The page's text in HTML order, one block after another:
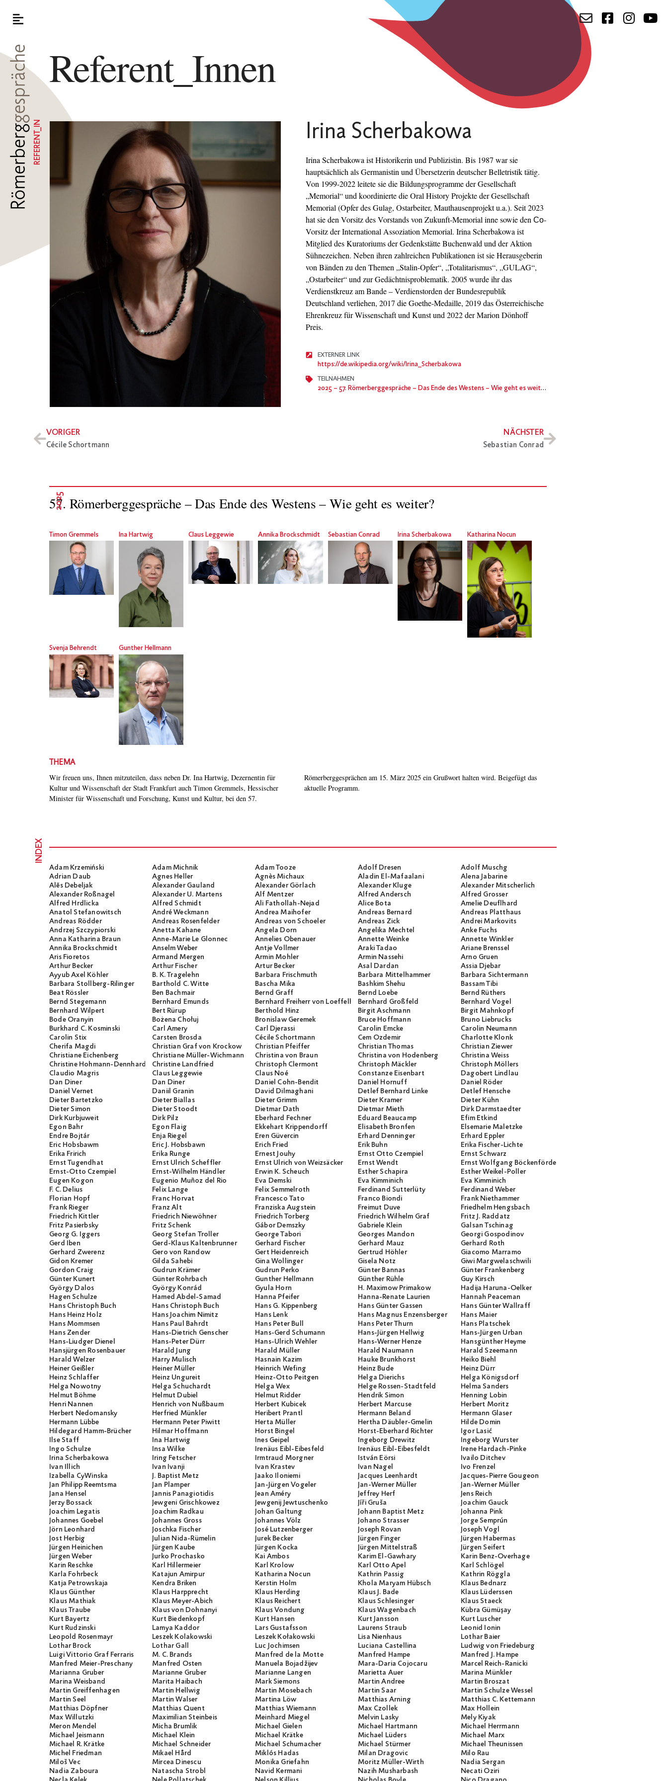
Referent_Innen
REFERENT_IN Irina Scherbakowa
Irina Scherbakowa ist Historikerin und Publizistin. Bis 1987 war sie
hauptsächlich als Germanistin und Übersetzerin deutscher Belletristik tätig.
Von 1999-2022 leitete sie die Bildungsprogramme der Gesellschaft
„Memorial“ und koordinierte die Oral History Projekte der Gesellschaft
Memorial (Opfer des Gulag, Ostarbeiter, Mauthausenprojekt u.a.). Seit 2023
hat sie den Vorsitz des Vorstands von Zukunft-Memorial inne sowie den Со-
Vorsitz der International Assoziation Memorial. Irina Scherbakowa ist
Mitglied des Kuratoriums der Gedenkstätte Buchenwald und der Aktion
Sühnezeichen. Neben ihren zahlreichen Publikationen ist sie Herausgeberin
von Bänden zu den Themen „Stalin-Opfer“, „Totalitarismus“, „GULAG“,
„Ostarbeiter“ und zur Gedächtnisproblematik. 2005 wurde ihr das
Verdienstkreuz am Bande – Verdienstorden der Bundesrepublik
Deutschland verliehen, 2017 die Goethe-Medaille, 2019 das Österreichische
Ehrenkreuz für Wissenschaft und Kunst und 2022 der Marion Dönhoff
Preis.
EXTERNER LINK
https://de.wikipedia.org/wiki/Irina_Scherbakowa
TEILNAHMEN
2025 – 57. Römerberggespräche – Das Ende des Westens – Wie geht es weiter?
VORIGER
Cécile Schortmann
NÄCHSTER
Sebastian Conrad
2025
57. Römerberggespräche – Das Ende des Westens – Wie geht es weiter?
Timon Gremmels Ina Hartwig Claus Leggewie Annika Brockschmidt Sebastian Conrad Irina Scherbakowa Katharina Nocun
Svenja Behrendt Gunther Hellmann
THEMA
Wir freuen uns, Ihnen mitzuteilen, dass neben Dr. Ina Hartwig, Dezernentin für
Kultur und Wissenschaft der Stadt Frankfurt auch Timon Gremmels, Hessischer
Minister für Wissenschaft und Forschung, Kunst und Kultur, bei den 57.
Römerberggesprächen am 15. März 2025 ein Grußwort halten wird. Beigefügt das
aktuelle Programm.
INDEX
Adam Krzemiński Adam Michnik Adam Tooze Adolf Dresen
Adolf Muschg
Adrian Daub
Agnes Heller Agnès Michaux Aladin El-Mafaalani
Alena Jabarine
Alĕs Debeljak
Alexander Gauland Alexander Görlach Alexander Kluge
Alexander Mitscherlich
Alexander Roßnagel
Alexander U. Martens Alf Mentzer Alfred Andersch
Alfred Grosser
Alfred Hrdlicka
Alfred Schmidt Ali Fathollah-Nejad Alice Bota
Amelie Deuflhard
Anatol Stefanowitsch
André Weckmann Andrea Maihofer Andreas Bernard
Andreas Platthaus
Andreas Rödder
Andreas Rosenfelder Andreas von Schoeler Andreas Zick
Andrei Markovits
Andrzej Szczypiorski
Anetta Kahane Angela Dorn Angelika Mechtel
Anke Fuchs
Anna Katharina Braun
Anne-Marie Le Glonnec Annelies Obenauer Annette Weinke
Annette Winkler
Annika Brockschmidt
Anselm Weber Antje Vollmer Araki Tadao
Ariane Brenssel
Aris Fioretos
Armand Mergen Armin Mohler Armin Nassehi
Arno Gruen
Arthur Becker
Arthur Fischer Artur Becker Asal Dardan
Assia Djebar
Ayyub Axel Köhler
B. K. Tragelehn Barbara Frischmuth Barbara Mittelhammer
Barbara Sichtermann
Barbara Stollberg-Rilinger
Barthold C. Witte Bascha Mika Bashkim Shehu
Bassam Tibi
Beat Rössler
Ben Bachmair Bernd Graff Bernd Loebe
Bernd Rüthers
Bernd Stegemann
Bernhard Emunds Bernhard Freiherr von LoeffelholzBernhard Großfeld
Bernhard Vogel
Bernhard Wilpert
Bert Rürup Berthold Hinz Birgit Aschmann
Birgit Mahnkopf
Bode Oranyin
Bożena Chołuj Bronislaw Geremek Bruce Hoffmann
Bruno Liebrucks
Burkhard C. Kosminski
Carl Amery Carl Djerassi Carolin Emcke
Carolin Neumann
Carolin Stix
Carsten Brosda Cécile Schortmann Cem Özdemir
Charlotte Klonk
Cherifa Magdi
Christian Graf von Krockow Christian Pfeiffer Christian Thomas
Christian Ziewer
Christiane Eichenberg
Christiane Müller-Wichmann Christina von Braun Christina von Hodenberg
Christina Weiss
Christine Hohmann-Dennhardt
Christine Landfried Christoph Clermont Christoph Mäckler
Christoph Möllers
Claudio Magris
Claus Leggewie Claus Noé Constanze Eisenbart
Dagobert Lindlau
Dan Diner
Dan Diner Daniel Cohn-Bendit Daniel Hornuff
Daniel Röder
Daniel Vernet
Daniil Granin David Dilmaghani Detlef Bernhard Linke
Detlef Hensche
Dieter Bartetzko
Dieter Biallas Dieter Grimm Dieter Kramer
Dieter Kühn
Dieter Simon
Dieter Stoodt Dietmar Dath Dietmar Mieth
Dirk Darmstaedter
Dirk Kurbjuweit
Dirk Pilz Eberhard Fechner Eduard Beaucamp
Efim Etkind
Egon Bahr
Egon Flaig Ekkehart Krippendorff Elisabeth Bronfen
Elsemarie Maletzke
Endre Bojtár
Enja Riegel Eren Güvercin Erhard Denninger
Erhard Eppler
Eric Hobsbawm
Eric J. Hobsbawn Erich Fried Erik Buhn
Erika Fischer-Lichte
Erika Fririch
Erika Runge Ernest Jouhy Ernst Otto Czempiel
Ernst Schwarz
Ernst Tugendhat
Ernst Ulrich Scheffler Ernst Ulrich von Weizsäcker Ernst Wendt
Ernst Wolfgang Böckenförde
Ernst-Otto Czempiel
Ernst-Wilhelm Händler Erwin K. Scheuch Esther Schapira
Esther Weikel-Poller
Eugen Kogon
Eugenio Muñoz del Rio Eva Demski Eva Kimminich
Eva Kimminich
F. C. Delius
Felix Lange Felix Semmelroth Ferdinand Sutterlüty
Ferdinand Weber
Florian Hopf
Franc Horvat Francesco Tato Franco Biondi
Frank Niethammer
Frank Rieger
Franz Alt Franziska Augstein Freimut Duve
Friedhelm Hengsbach
Friedrich Kittler
Friedrich Niewöhner Friedrich Torberg Friedrich Wilhelm Graf
Fritz J. Raddatz
Fritz Pasierbsky
Fritz Schenk Gábor Demszky Gabriele Klein
Galsan Tschinag
Georg G. Iggers
Georg Stefan Troller George Tabori Georges Mandon
Georgi Gospodinov
Gerd Iben
Gerd-Klaus Kaltenbrunner Gerhard Fischer Gerhard Mauz
Gerhard Roth
Gerhard Zwerenz
Gero von Randow Gert Heidenreich Gertrud Höhler
Giacomo Marramo
Gidon Kremer
Gilda Sahebi Gina Wollinger Gisela Notz
Giwi Margwelaschwili
Gordon Craig
Gudrun Krämer Gudrun Perko Günter Bannas
Günter Frankenberg
Günter Kunert
Günter Rohrbach Gunther Hellmann Günther Rühle
Guy Kirsch
György Dalos
György Konrád Gyula Horn H. Maximow Primakow
Hadija Haruna-Oelker
Hagen Schulze
Hamed Abdel-Samad Hanna Pfeifer Hanna-Renate Laurien
Hannah Peaceman
Hans Christoph Buch
Hans Christoph Buch Hans G. Kippenberg Hans Günter Gassen
Hans Günter Wallraff
Hans Heinz Holz
Hans Joachim Nimitz Hans Lenk Hans Magnus Enzensberger
Hans Maier
Hans Mommsen
Hans Paul Bahrdt Hans Peter Bull Hans Peter Thurn
Hans Platschek
Hans Zender
Hans-Dietrich Genscher Hans-Gerd Schumann Hans-Jürgen Hellwig
Hans-Jürgen Urban
Hans-Liudger Dienel
Hans-Peter Dürr Hans-Ulrich Wehler Hans-Werner Henze
Hansgünther Heyme
Hansjürgen Rosenbauer
Harald Jung Harald Müller Harald Naumann
Harald Szeemann
Harald Welzer
Harry Mulisch Hasnain Kazim Hauke Brunkhorst
Heiko Biehl
Heiner Geißler
Heiner Müller Heinrich Wefing Heinz Bude
Heinz Dürr
Heinz Schlaffer
Heinz Ungureit Heinz-Otto Peitgen Helga Dierichs
Helga Königsdorf
Helga Nowotny
Helga Schuchardt Helga Wex Helge Rossen-Stadtfeld
Helma Sanders
Helmut Böhme
Helmut Dubiel Helmut Ridder Hendrik Simon
Henning Lobin
Henri Nannen
Henrich von Nußbaum Herbert Kubicek Herbert Marcuse
Herbert Moritz
Herbert Nedomansky
Herfried Münkler Heribert Prantl Hermann Beland
Hermann Glaser
Hermann Lübbe
Hermann Peter Piwitt Herta Müller Hertha Däubler-Gmelin
Hilde Domin
Hildegard Hamm-Brücher
Hilmar Hoffmann Horst Bingel Horst-Eberhard Richter
Igor Lasić
Ilse Staff
Ina Hartwig Ines Geipel Ingeborg Drewitz
Ingeborg Wurster
Ingo Schulze
Insa Wilke Irenäus Eibl-Eibesfeld Irenäus Eibl-Eibesfeldt
Irene Hardach-Pinke
Irina Scherbakowa
Iring Fetscher Irmtraud Morgner István Eörsi
Ivailo Ditchev
Ivan Illich
Ivan Ivanji Ivan Krastev Ivan Nagel
Ivo Frenzel
Izabella CyWinska
J. Baptist Metz Jaako Iloniemi Jacques Leenhardt
Jacques-Pierre Gougeon
Jan Philipp Reemtsma
Jan Plamper Jan-Jürgen Vogeler Jan-Werner Müller
Jan-Werner Müller
Jana Hensel
Jannis Panagiotidis Jean Améry Jeffrey Herf
Jens Reich
Jerzy Bossack
Jewgeni Grischkowez Jewgenij Jewtuschenko Jíři Gruša
Joachim Gauck
Joachim Legatis
Joachim Radkau Johan Galtung Johann Baptist Metz
Johanna Pink
Johannes Goebel
Johannes Gross Johannes Völz Johano Strasser
Jorge Semprún
Jörn Leonhard
Joschka Fischer José Lutzenberger Joseph Rovan
Joseph Vogl
Jost Herbig
Julian Nida-Rümelin Jurek Becker Jürgen Finger
Jürgen Habermas
Jürgen Heinichen
Jürgen Kaube Jürgen Kocka Jürgen Mittelstraß
Jürgen Seifert
Jürgen Weber
Jurko Prochasko Kai Ambos Karim El-Gawhary
Karin Benz-Overhage
Karin Reschke
Karl Hillermeier Karl Krolow Karl Otto Apel
Karl Schlögel
Karla Fohrbeck
Katajun Amirpur Katharina Nocun Kathrin Passig
Kathrin Röggla
Katja Petrowskaja
Kendra Briken Kerstin Holm Khola Maryam Hübsch
Klaus Bednarz
Klaus Günther
Klaus Harpprecht Klaus Herding Klaus J. Bade
Klaus Lüderssen
Klaus Mathiak
Klaus Meyer-Abich Klaus Reichert Klaus Schlesinger
Klaus Staeck
Klaus Traube
Klaus von Dohnanyi Klaus Vondung Klaus Wagenbach
Kübra Gümüşay
Kurt Bayertz
Kurt Biedenkopf Kurt Hansen Kurt Jansson
Kurt Luscher
Kurt Rudzinski
Lamya Kaddor Lars Gustafsson Laurens Straub
Leonid Ionin
Leopold Rosenmayr
Leszek Kolakowski Leszek Kołakowski Lisa Nienhaus
Lothar Baier
Lothar Brock
Lothar Gall Luc Jochimsen Luciana Castellina
Ludwig von Friedeburg
Luigi Vittorio Graf Ferraris
M. C. Brands Manfred de la Motte Manfred Hampe
Manfred J. Hampe
Manfred Meier-Preschany
Manfred Osten Manuela Bojadžijev Mara-Daria Cojocaru
Marcel Reich-Ranicki
Marianna Gruber
Marianne Gruber Marianne Langen Marietta Auer
Marina Münkler
Marina Weisband
Marita Haibach Mark Siemons Martin Andree
Martin Broszat
Martin Greiffenhagen
Martin Hellwig Martin Mosebach Martin Saar
Martin Schulze Wessel
Martin Seel
Martin Walser Martina Löw Matthias Arning
Matthias C. Kettemann
Matthias Döpfner
Matthias Quent Matthias Wiemann Max Czollek
Max Hollein
Max Willutzki
Maximilian Steinbeis Meinhard Miegel Melvin Lasky
Mely Kiyak
Meron Mendel
Micha Brumlik Michael Gielen Michael Hartmann
Michael Herrmann
Michael Jeismann
Michael Klein Michael Krätke Michael Lüders
Michael Marx
Michael R. Krätke
Michael Schneider Michael Schumacher Michael Stürmer
Michael Theunissen
Michel Friedman
Mikael Hård Miklós Hadas Milan Dragovic
Milo Rau
Miloš Vec
Mircea Dinescu Monika Griefahn Moritz Müller-Wirth
Nadia Sergan
Nadia Zaboura
Natascha Strobl Navid Kermani Nazih Musharbash
Necati Öziri